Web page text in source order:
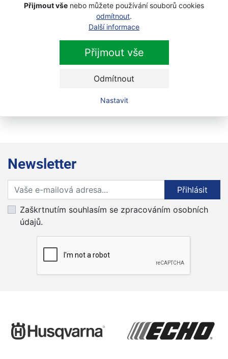
Přijmout vše nebo můžete používání souborů cookies
odmítnout.
Další informace
Přijmout vše
Odmítnout
Nastavit
569 990 Kč
Kubota GZD 15HD zero-turn
traktor
669 000 Kč
Newsletter
Přihlaste se k odběru novinek
Přihlásit
Zaškrtnutím souhlasím se zpracováním osobních
údajů.